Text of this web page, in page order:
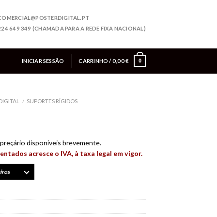
649 349 (CHAMADA PARA A REDE FIXA NACIONAL)
INICIAR SESSÃO CARRINHO /0,00€ 0
/ SUPORTES RÍGIDOS
disponíveis brevemente.
acresce o IVA, à taxa legal em vigor.